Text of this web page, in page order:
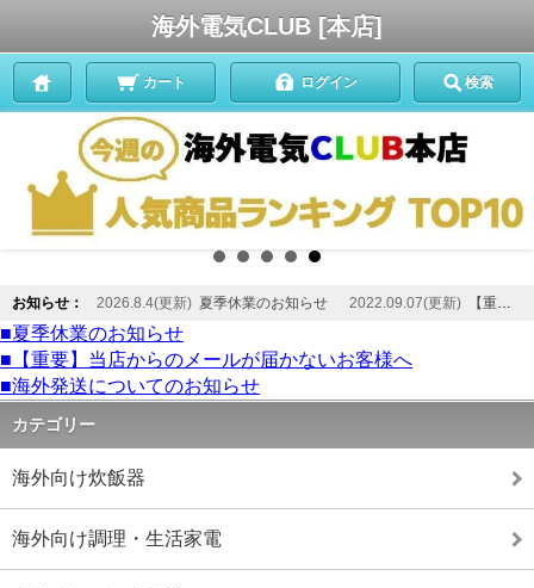
海外電気CLUB [本店]
カート ログイン 検索
お知らせ： 2026.8.4(更新) 夏季休業のお知らせ 2022.09.07(更新) 【重要】当店からのメールが届かないお客様へ
■夏季休業のお知らせ
■【重要】当店からのメールが届かないお客様へ
■海外発送についてのお知らせ
カテゴリー
海外向け炊飯器
海外向け調理・生活家電